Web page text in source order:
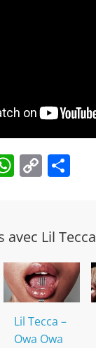
W
s
A
p
p
C
y
Li
n
k
g
er
Lil Tecca
Lil Tecca –
Owa Owa